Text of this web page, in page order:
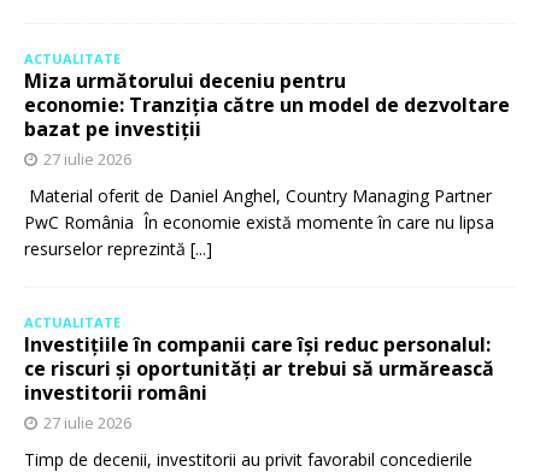
ACTUALITATE
Miza următorului deceniu pentru
economie: Tranziția către un model de dezvoltare
bazat pe investiții
27 iulie 2026
Material oferit de Daniel Anghel, Country Managing Partner
PwC România În economie există momente în care nu lipsa
resurselor reprezintă [...]
ACTUALITATE
Investițiile în companii care își reduc personalul:
ce riscuri și oportunități ar trebui să urmărească
investitorii români
27 iulie 2026
Timp de decenii, investitorii au privit favorabil concedierile